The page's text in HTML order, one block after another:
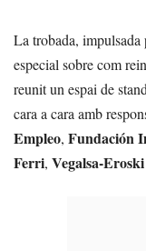
La trobada, impulsada
especial sobre com
reunit un espai de
cara a cara amb
Empleo, Fundación
Ferri, Vegalsa-Eroski